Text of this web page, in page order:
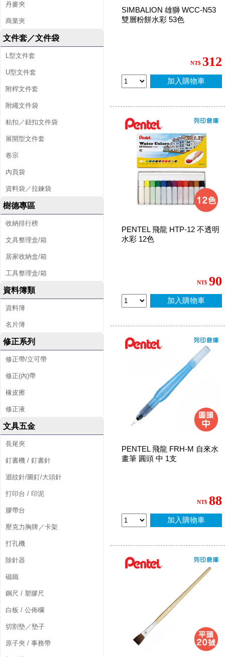
丹麥夾
商業夾
文件套／文件袋
L型文件套
U型文件套
附桿文件套
附繩文件袋
粘扣／鈕扣文件袋
展開型文件套
卷宗
內頁袋
資料袋／拉鍊袋
樹德專區
收納排行榜
文具整理盒/箱
居家收納盒/箱
工具整理盒/箱
資料簿類
資料簿
名片簿
修正系列
修正帶/立可帶
修正(內)帶
橡皮擦
修正液
文具五金
長尾夾
釘書機 / 釘書針
迴紋針/圖釘/大頭針
打印台 / 印泥
膠帶台
壓克力胸牌／卡架
打孔機
除針器
磁鐵
鋼尺 / 塑膠尺
白板 / 公佈欄
切割墊／墊子
原子夾 / 事務帶
SIMBALION 雄獅 WCC-N53
雙層粉餅水彩 53色
NT$ 312
加入購物車
PENTEL 飛龍 HTP-12 不透明
水彩 12色
NT$ 90
加入購物車
PENTEL 飛龍 FRH-M 自來水
畫筆 圓頭 中 1支
NT$ 88
加入購物車